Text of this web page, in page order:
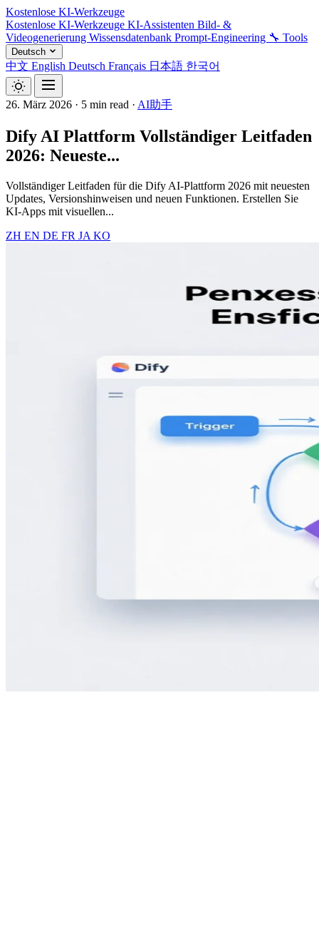
Kostenlose KI-Werkzeuge
Kostenlose KI-Werkzeuge KI-Assistenten Bild- &
Videogenerierung Wissensdatenbank Prompt-Engineering 🔧 Tools
Deutsch
中文 English Deutsch Français 日本語 한국어
26. März 2026 · 5 min read · AI助手
Dify AI Plattform Vollständiger Leitfaden
2026: Neueste...
Vollständiger Leitfaden für die Dify AI-Plattform 2026 mit neuesten
Updates, Versionshinweisen und neuen Funktionen. Erstellen Sie
KI-Apps mit visuellen...
ZH EN DE FR JA KO